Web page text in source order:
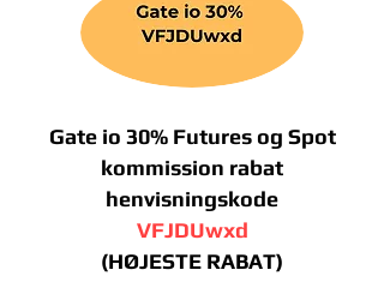
Gate io 30% Futures og Spot
kommission rabat
henvisningskode
VFJDUwxd
(HØJESTE RABAT)